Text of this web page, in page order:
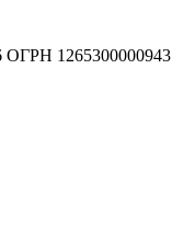
ОГРН 1265300000943